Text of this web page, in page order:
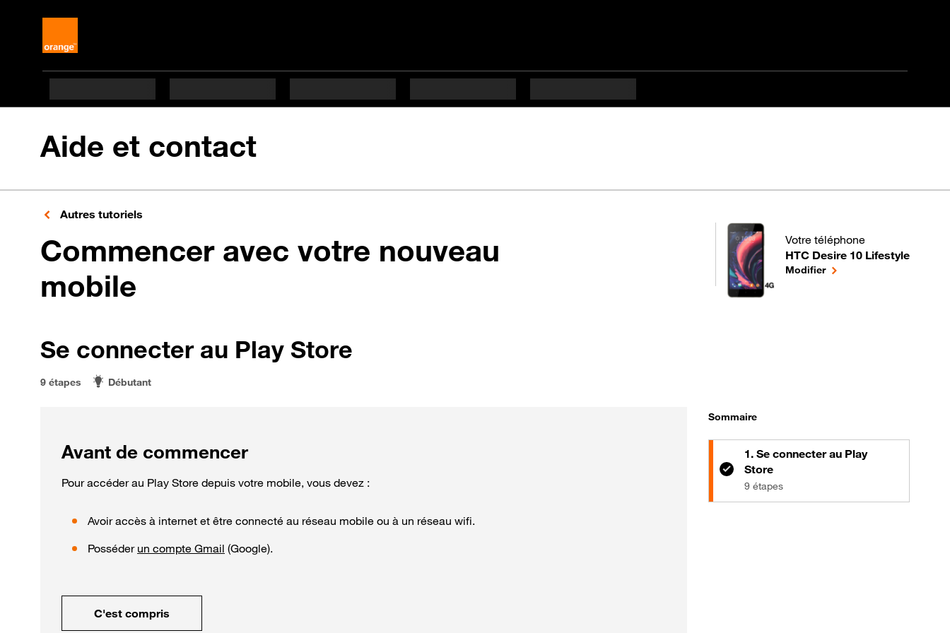
Aide et contact
Autres tutoriels
Commencer avec votre nouveau
mobile
Votre téléphone
HTC Desire 10 Lifestyle
pour votre HTC Desire 10 Lifestyle
Modifierle téléphone sélectionné
Se connecter au Play Store
9 étapes Débutant
Avant de commencer
Pour accéder au Play Store depuis votre mobile, vous devez :
Avoir accès à internet et être connecté au réseau mobile ou à un réseau wifi.
Posséder un compte Gmail (Google).
C'est compris
Sommaire
1. Se connecter au Play
Store
9 étapes